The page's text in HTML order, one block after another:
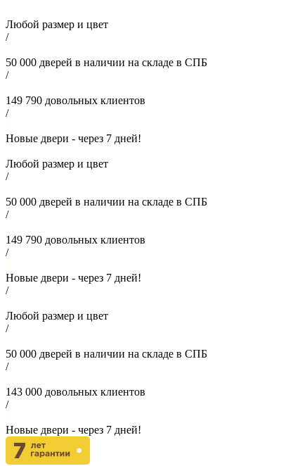
Любой размер и цвет
/
50 000 дверей в наличии на складе в СПБ
/
149 790 довольных клиентов
/
Новые двери - через 7 дней!
Любой размер и цвет
/
50 000 дверей в наличии на складе в СПБ
/
149 790 довольных клиентов
/
Новые двери - через 7 дней!
/
Любой размер и цвет
/
50 000 дверей в наличии на складе в СПБ
/
143 000 довольных клиентов
/
Новые двери - через 7 дней!